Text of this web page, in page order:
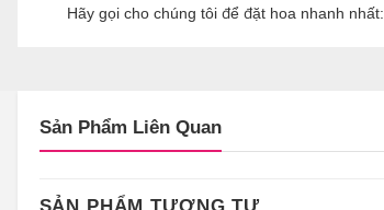
Hãy gọi cho chúng tôi để đặt hoa nhanh nhất:
Sản Phẩm Liên Quan